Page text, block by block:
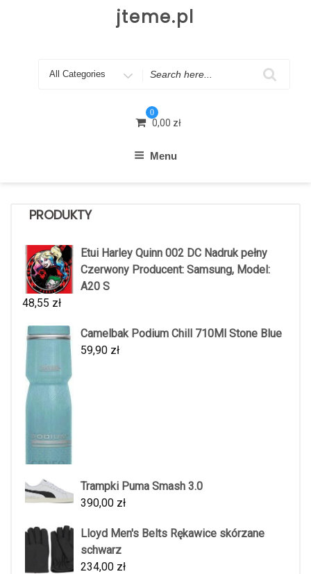
jteme.pl
Search
0
0,00 zł
Menu
PRODUKTY
Etui Harley Quinn 002 DC Nadruk pełny
Czerwony Producent: Samsung, Model:
A20 S
48,55 zł
Camelbak Podium Chill 710Ml Stone Blue
59,90 zł
Trampki Puma Smash 3.0
390,00 zł
Lloyd Men's Belts Rękawice skórzane
schwarz
234,00 zł